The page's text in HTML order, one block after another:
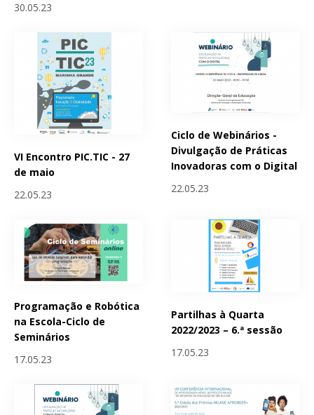
30.05.23
VI Encontro PIC.TIC - 27
de maio
22.05.23
Ciclo de Webinários -
Divulgação de Práticas
Inovadoras com o Digital
22.05.23
Programação e Robótica
na Escola-Ciclo de
Seminários
17.05.23
Partilhas à Quarta
2022/2023 – 6.ª sessão
17.05.23